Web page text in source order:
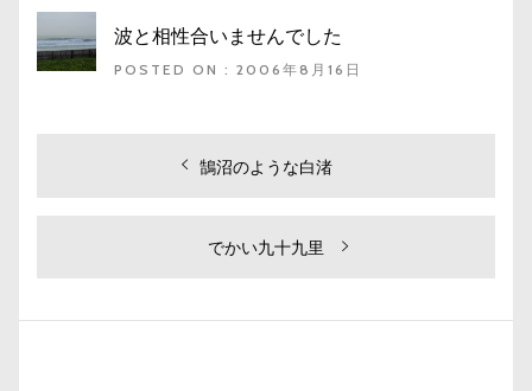
波と相性合いませんでした
POSTED ON : 2006年8月16日
過
投
鵠沼のような白渚
次
稿:
でかい九十九里